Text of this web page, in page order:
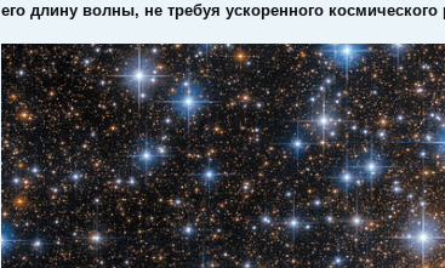
его длину волны, не требуя ускоренного